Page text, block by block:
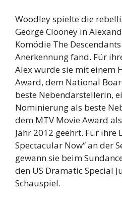
Woodley spielte die
George Clooney in
Komödie The
Anerkennung fand. Für
Alex wurde sie mit einem
Award, dem National
beste Nebendarstellerin,
Nominierung als beste
dem MTV Movie Award
Jahr 2012 geehrt. Für ihre
Spectacular Now“ an der
gewann sie beim
den US Dramatic Special
Schauspiel.